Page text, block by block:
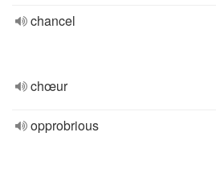
chancel
chœur
opprobrious